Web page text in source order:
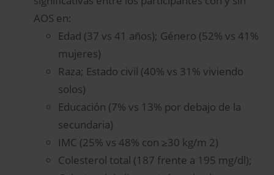
AOS en:
Edad (37 vs 41 años); Género (52% vs 41%
mujeres)
Raza; Estado civil (40% vs 31% viviendo
solos)
Educación (7% vs 13% por debajo de la
secundaria)
IMC (25% vs 48% con ≥30 kg/m 2)
Colesterol total (187 frente a 195 mg/dl);